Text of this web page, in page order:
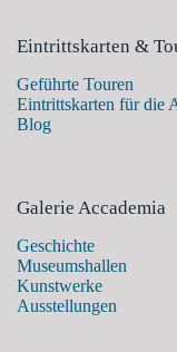
Eintrittskarten &
Geführte Touren
Eintrittskarten für die
Blog
Galerie Accademia
Geschichte
Museumshallen
Kunstwerke
Ausstellungen